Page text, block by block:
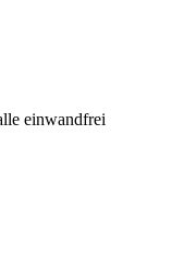
einwandfrei